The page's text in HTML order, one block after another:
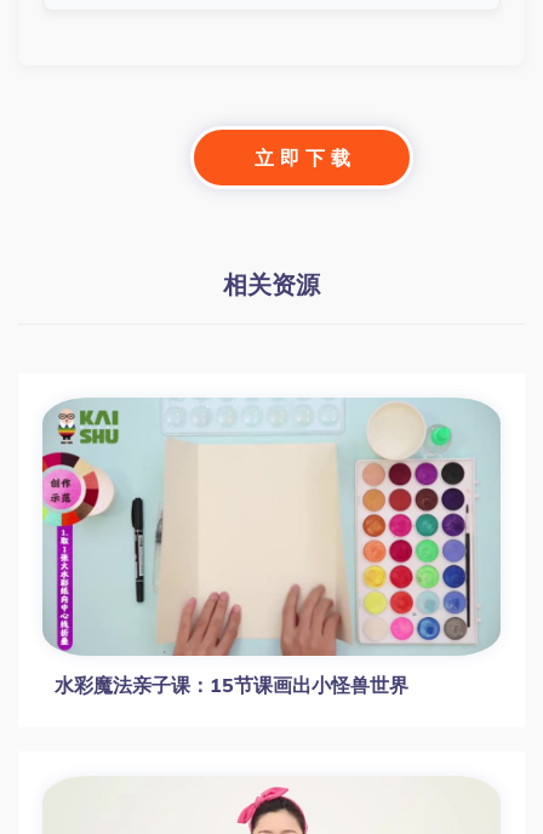
立 即 下 载
相关资源
水彩魔法亲子课：15节课画出小怪兽世界